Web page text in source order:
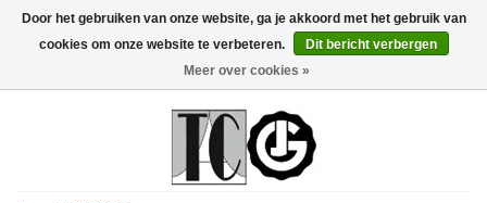
Menu
AVONDVULLEND (+75')
Door het gebruiken van onze website, ga je akkoord met het gebruik van
cookies om onze website te verbeteren.
Dit bericht verbergen
Meer over cookies »